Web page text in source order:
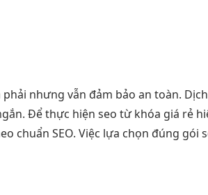
nhưng vẫn đảm bảo an toàn.
Để thực hiện seo từ khóa giá rẻ
chuẩn SEO. Việc lựa chọn đúng gói